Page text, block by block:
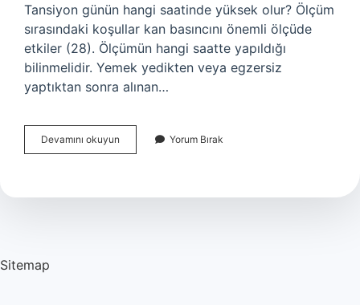
Tansiyon günün hangi saatinde yüksek olur? Ölçüm
sırasındaki koşullar kan basıncını önemli ölçüde
etkiler (28). Ölçümün hangi saatte yapıldığı
bilinmelidir. Yemek yedikten veya egzersiz
yaptıktan sonra alınan…
Devamını okuyun
Yataktan
Kaç
Yorum Bırak
Sitemap